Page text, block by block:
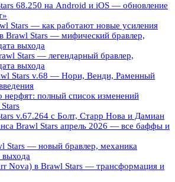
68.250 на Android и iOS — обновление
Stars — как работают новые усиления
Brawl Stars — мифический бравлер,
выхода
Stars — легендарный бравлер,
выхода
Stars v.68 — Нори, Венди, Раменный
нерфят: полный список изменений
v.67.264 с Болт, Старр Нова и Дамиан
Brawl Stars апрель 2026 — все баффы и
Stars — новый бравлер, механика
выхода
Nova) в Brawl Stars — трансформация и